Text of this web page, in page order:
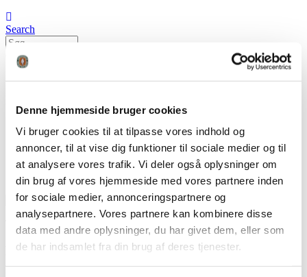
Denne hjemmeside bruger cookies
Vi bruger cookies til at tilpasse vores indhold og
annoncer, til at vise dig funktioner til sociale medier og til
at analysere vores trafik. Vi deler også oplysninger om
din brug af vores hjemmeside med vores partnere inden
for sociale medier, annonceringspartnere og
analysepartnere. Vores partnere kan kombinere disse
data med andre oplysninger, du har givet dem, eller som
de har indsamlet fra din brug af deres tjenester.
Search
FADB
"Du kan det du sætter dig for" - ny kvindelig buejæger
IMG_3184
Træk og slip
Foreningen af Danske Buejægere (FADB)